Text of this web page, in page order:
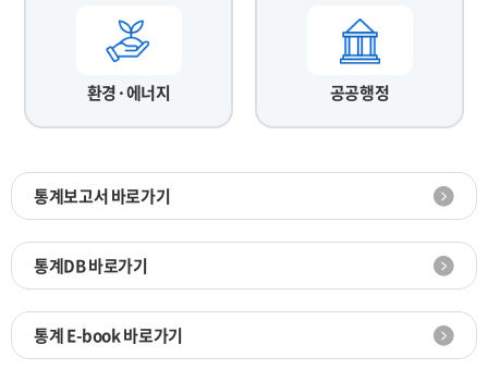
환경·에너지 공공행정
통계보고서 바로가기
통계DB 바로가기
통계 E-book 바로가기